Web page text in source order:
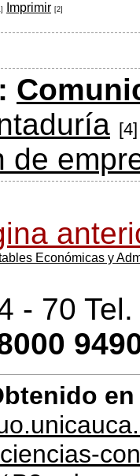
Imprimir [2]
[4]
de
Económicas y
- 70